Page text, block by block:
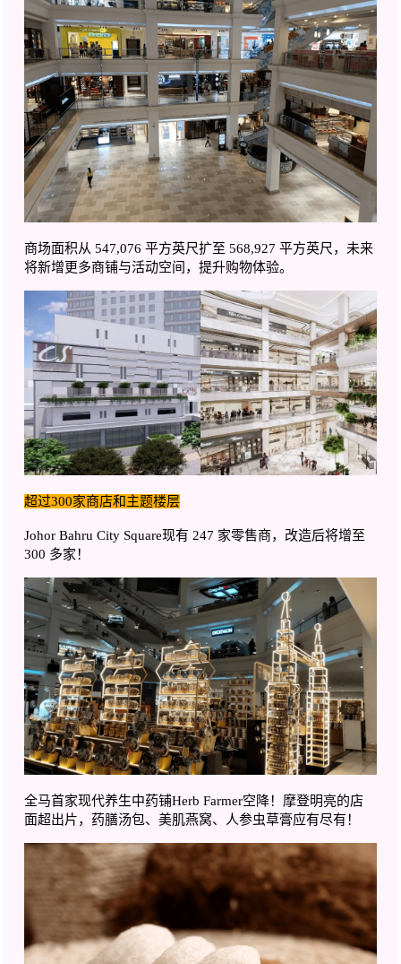
商场面积从 547,076 平方英尺扩至 568,927 平方英尺，未来
将新增更多商铺与活动空间，提升购物体验。
超过300家商店和主题楼层
Johor Bahru City Square现有 247 家零售商，改造后将增至
300 多家！
全马首家现代养生中药铺Herb Farmer空降！摩登明亮的店
面超出片，药膳汤包、美肌燕窝、人参虫草膏应有尽有！